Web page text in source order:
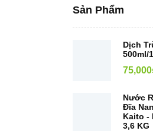
Sản Phẩm
Dịch
500ml/
75,000
Nước
Đĩa
Kaito -
3,6 KG